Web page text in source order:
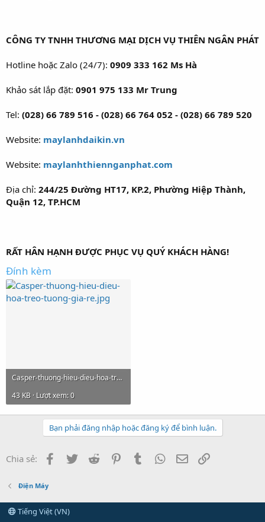
CÔNG TY TNHH THƯƠNG MẠI DỊCH VỤ THIÊN NGÂN PHÁT
Hotline hoặc Zalo (24/7): 0909 333 162 Ms Hà
Khảo sát lắp đặt: 0901 975 133 Mr Trung
Tel: (028) 66 789 516 - (028) 66 764 052 - (028) 66 789 520
Website: maylanhdaikin.vn
Website: maylanhthiennganphat.com
Địa chỉ: 244/25 Đường HT17, KP.2, Phường Hiệp Thành,
Quận 12, TP.HCM
RẤT HÂN HẠNH ĐƯỢC PHỤC VỤ QUÝ KHÁCH HÀNG!
Đính kèm
Casper-thuong-hieu-dieu-hoa-treo-tuong-gia-re.jpg
43 KB · Lượt xem: 0
Bạn phải đăng nhập hoặc đăng ký để bình luận.
Chia sẻ: Facebook
Twitter Reddit PinterestTumblr WhatsApp
Email
Điện Máy
Tiếng Việt (VN)